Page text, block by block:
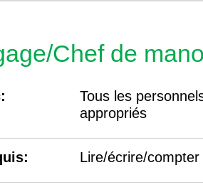
Chef de
Tous les
appropriés
Lire/écrire/compter